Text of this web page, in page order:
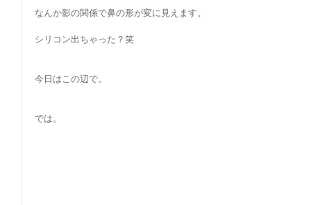
なんか影の関係で鼻の形が変に見えます。
シリコン出ちゃった？笑
今日はこの辺で。
では。